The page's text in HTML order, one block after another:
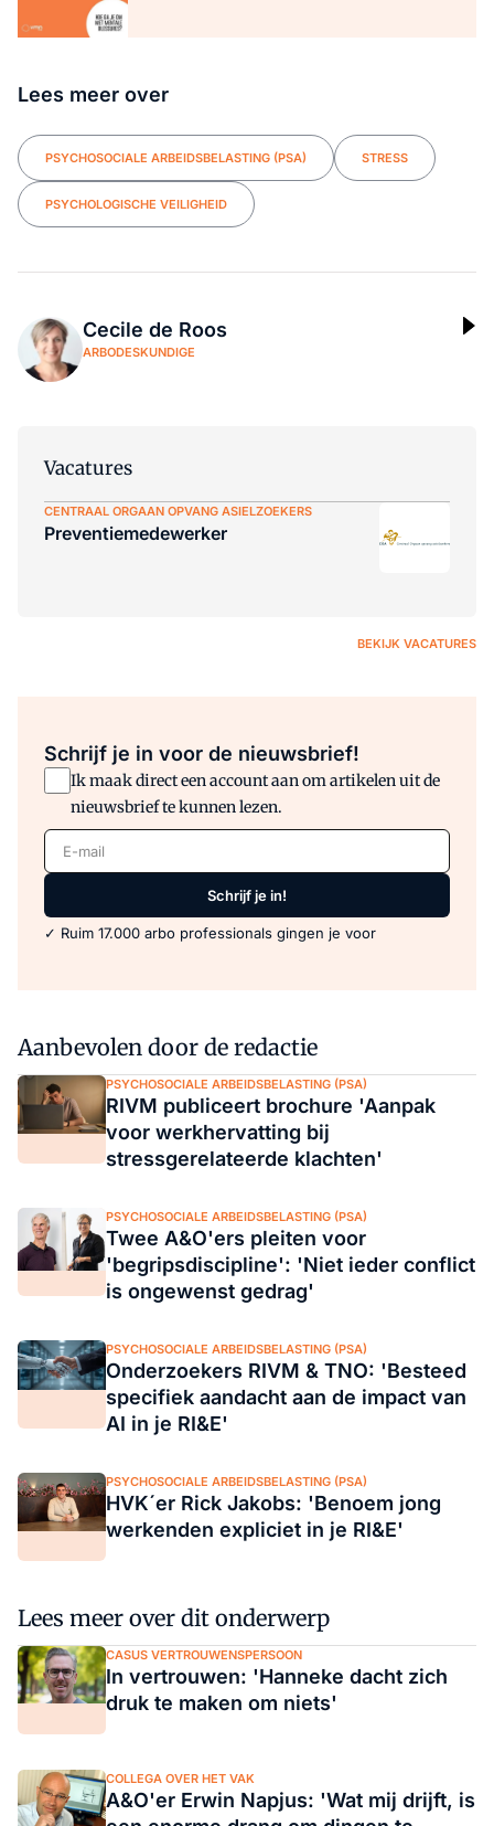
Lees meer over
PSYCHOSOCIALE ARBEIDSBELASTING (PSA) STRESS
PSYCHOLOGISCHE VEILIGHEID
Cecile de Roos
ARBODESKUNDIGE
Vacatures
CENTRAAL ORGAAN OPVANG ASIELZOEKERS
Preventiemedewerker
BEKIJK VACATURES
Schrijf je in voor de nieuwsbrief!
Ik maak direct een account aan om artikelen uit de
nieuwsbrief te kunnen lezen.
E-mail
Schrijf je in!
✓ Ruim 17.000 arbo professionals gingen je voor
Aanbevolen door de redactie
PSYCHOSOCIALE ARBEIDSBELASTING (PSA)
RIVM publiceert brochure 'Aanpak
voor werkhervatting bij
stressgerelateerde klachten'
PSYCHOSOCIALE ARBEIDSBELASTING (PSA)
Twee A&O'ers pleiten voor
'begripsdiscipline': 'Niet ieder conflict
is ongewenst gedrag'
PSYCHOSOCIALE ARBEIDSBELASTING (PSA)
Onderzoekers RIVM & TNO: 'Besteed
specifiek aandacht aan de impact van
AI in je RI&E'
PSYCHOSOCIALE ARBEIDSBELASTING (PSA)
HVK´er Rick Jakobs: 'Benoem jong
werkenden expliciet in je RI&E'
Lees meer over dit onderwerp
CASUS VERTROUWENSPERSOON
In vertrouwen: 'Hanneke dacht zich
druk te maken om niets'
COLLEGA OVER HET VAK
A&O'er Erwin Napjus: 'Wat mij drijft, is